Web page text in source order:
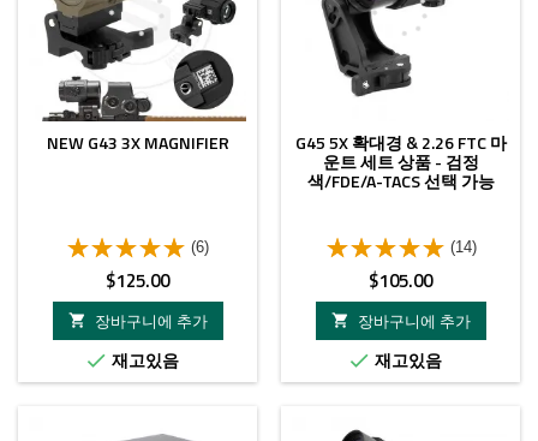
NEW G43 3X MAGNIFIER
(6)
가
격
$125.00

장바구니에 추가
 재고있음
G45 5X 확대경 & 2.26 FTC 마
운트 세트 상품 - 검정
색/FDE/A-TACS 선택 가능
(14)
가
격
$105.00

장바구니에 추가
 재고있음